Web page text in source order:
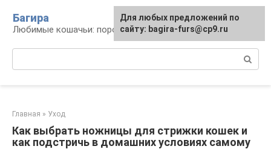
контенту
Багира
Любимые кошачьи: породы, содержание, уход
Главная » Уход
Как выбрать ножницы для стрижки кошек и
как подстричь в домашних условиях самому
Для любых предложений по
сайту: bagira-furs@cp9.ru